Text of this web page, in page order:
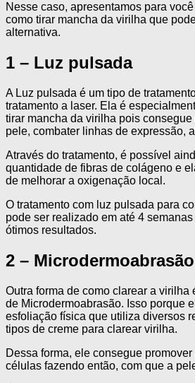
Nesse caso, apresentamos para
como tirar mancha da virilha que
alternativa.
1 – Luz pulsada
A Luz pulsada é um tipo de
tratamento a laser. Ela é
tirar mancha da virilha pois
pele, combater linhas de expressão,
Através do tratamento, é possível
quantidade de fibras de colágeno e
de melhorar a oxigenação local.
O tratamento com luz pulsada para
pode ser realizado em até 4
ótimos resultados.
2 – Microdermoabrasão
Outra forma de como clarear a virilha
de Microdermoabrasão. Isso porque
esfoliação física que utiliza diversos
tipos de creme para clarear virilha.
Dessa forma, ele consegue
células fazendo então, com que a